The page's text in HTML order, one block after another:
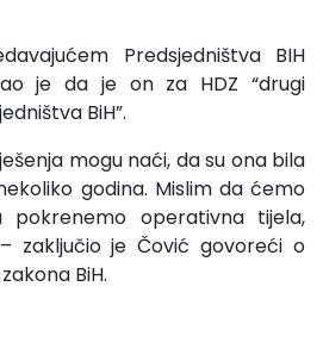
Predsjedništva BIH
je da je on za HDZ “drugi
BiH”.
mogu naći, da su ona bila
godina. Mislim da ćemo
pokrenemo operativna tijela,
zaključio je Čović govoreći o
BiH.